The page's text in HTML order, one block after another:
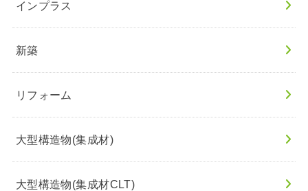
インプラス
新築
リフォーム
大型構造物(集成材)
大型構造物(集成材CLT)